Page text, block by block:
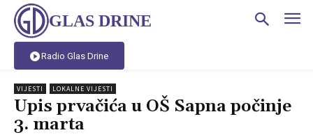
GLAS DRINE
Radio Glas Drine
VIJESTI LOKALNE VIJESTI
Upis prvačića u OŠ Sapna počinje
3. marta